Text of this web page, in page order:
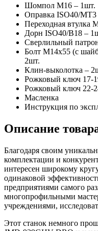
Шомпол М16 – 1шт.
Оправка ISO40/MT3
Переходная втулка
Дорн ISO40/В18 –
Сверлильный
Болт М14х55 (с
2шт.
Клин-выколотка –
Рожковый ключ 17-
Рожковый ключ 22-
Масленка
Инструкция по
Описание
Благодаря своим
комплектации и
интересен широкому
одинаковой
предприятиями самого
многопрофильными
учреждениями,
Этот станок немного